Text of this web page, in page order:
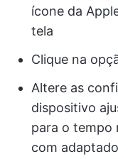
ícone da
tela
Clique na
Altere as
dispositivo
para o tempo
com